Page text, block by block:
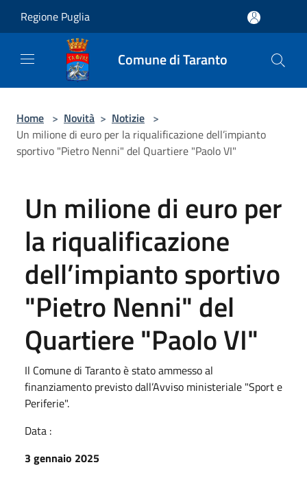
Regione Puglia
Comune di Taranto
Home > Novità > Notizie >
Un milione di euro per la riqualificazione dell’impianto
sportivo "Pietro Nenni" del Quartiere "Paolo VI"
Un milione di euro per
la riqualificazione
dell’impianto sportivo
"Pietro Nenni" del
Quartiere "Paolo VI"
Il Comune di Taranto è stato ammesso al
finanziamento previsto dall’Avviso ministeriale "Sport e
Periferie".
Data :
3 gennaio 2025